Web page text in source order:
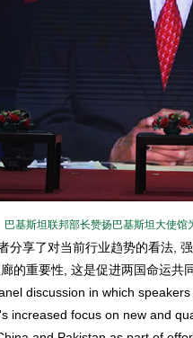
巴基斯坦联邦部长赞扬巴基斯坦大使
享了对当前行业趋势的看法,
的重要性, 这是促进两国命运共
discussion in which
increased focus on new and